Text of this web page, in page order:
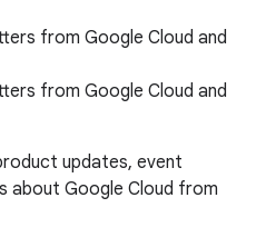
from Google Cloud and
from Google Cloud and
updates, event
about Google Cloud from